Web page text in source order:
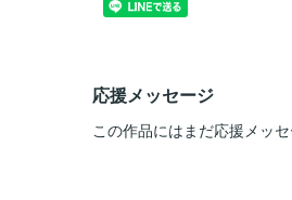
応援メッセージ
この作品にはまだ応援メッ